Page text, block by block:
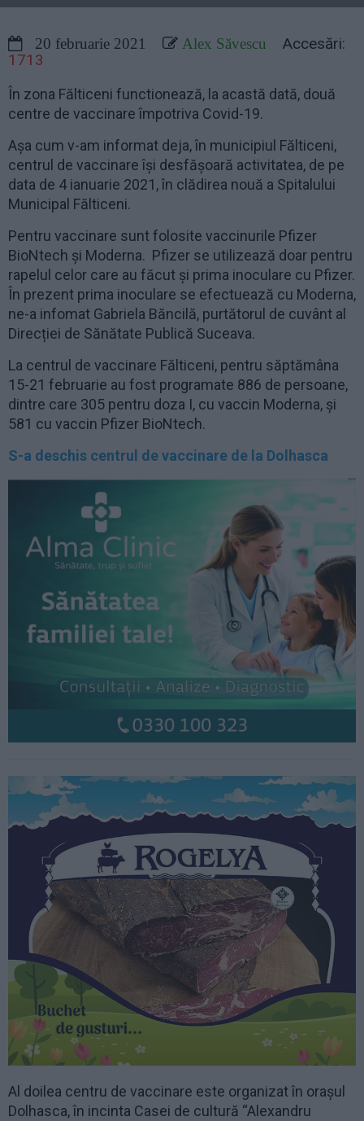
20 februarie 2021 Alex Săvescu
Accesări:
1713
În zona Fălticeni functionează, la acastă dată, două
centre de vaccinare împotriva Covid-19.
Așa cum v-am informat deja, în municipiul Fălticeni,
centrul de vaccinare își desfășoară activitatea, de pe
data de 4 ianuarie 2021, în clădirea nouă a Spitalului
Municipal Fălticeni.
Pentru vaccinare sunt folosite vaccinurile Pfizer
BioNtech și Moderna. Pfizer se utilizează doar pentru
rapelul celor care au făcut și prima inoculare cu Pfizer.
În prezent prima inoculare se efectuează cu Moderna,
ne-a infomat Gabriela Băncilă, purtătorul de cuvânt al
Direcției de Sănătate Publică Suceava.
La centrul de vaccinare Fălticeni, pentru săptămâna
15-21 februarie au fost programate 886 de persoane,
dintre care 305 pentru doza I, cu vaccin Moderna, și
581 cu vaccin Pfizer BioNtech.
S-a deschis centrul de vaccinare de la Dolhasca
Al doilea centru de vaccinare este organizat în orașul
Dolhasca, în incinta Casei de cultură “Alexandru